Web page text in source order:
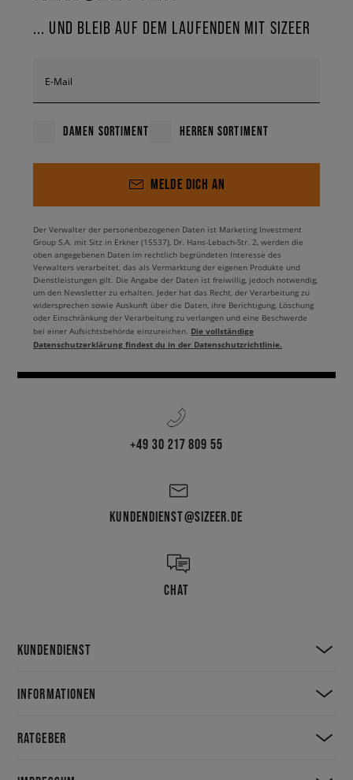
... UND BLEIB AUF DEM LAUFENDEN MIT SIZEER
E-Mail
DAMEN SORTIMENT HERREN SORTIMENT
MELDE DICH AN
Der Verwalter der personenbezogenen Daten ist Marketing Investment
Group S.A. mit Sitz in Erkner (15537), Dr. Hans-Lebach-Str. 2, werden die
oben angegebenen Daten im rechtlich begründeten Interesse des
Verwalters verarbeitet, das als Vermarktung der eigenen Produkte und
Dienstleistungen gilt. Die Angabe der Daten ist freiwillig, jedoch notwendig,
um den Newsletter zu erhalten. Jeder hat das Recht, der Verarbeitung zu
widersprechen sowie Auskunft über die Daten, ihre Berichtigung, Löschung
oder Einschränkung der Verarbeitung zu verlangen und eine Beschwerde
bei einer Aufsichtsbehörde einzureichen. Die vollständige
Datenschutzerklärung findest du in der Datenschutzrichtlinie.
+49 30 217 809 55
KUNDENDIENST@SIZEER.DE
CHAT
KUNDENDIENST
INFORMATIONEN
RATGEBER